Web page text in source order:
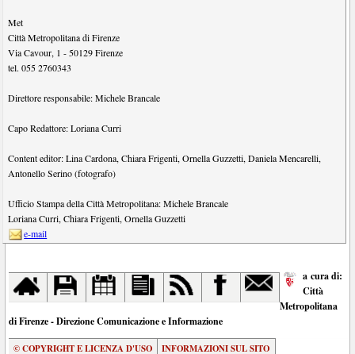
Met
Città Metropolitana di Firenze
Via Cavour, 1 - 50129 Firenze
tel.055 2760343
Direttore responsabile:Michele Brancale
Capo Redattore:Loriana Curri
Content editor:Lina Cardona,Chiara Frigenti,Ornella Guzzetti,Daniela Mencarelli,
Antonello Serino (fotografo)
Ufficio Stampa della Città Metropolitana:Michele Brancale
Loriana Curri,Chiara Frigenti,Ornella Guzzetti
e-mail
a cura di:
Città
Metropolitana
di Firenze - Direzione Comunicazione e Informazione
© COPYRIGHT E LICENZA D'USO INFORMAZIONI SUL SITO